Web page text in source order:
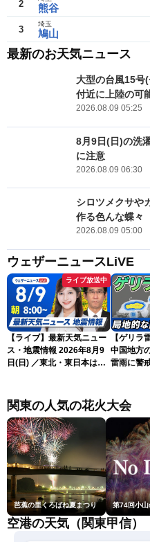
2 熊谷
3 鳩山
埼玉
最新のお天気ニュース
大型の台風15
付近に上陸の可
2026.08.09 05:25
8月9日(日)の洗
に注意
2026.08.09 06:30
シロツメクサや
作る色んな蝶々
2026.08.09 05:00
ウェザーニュースLiVE
ライブ放送中
【ライブ】最新天気ニュー
ス・地震情報 2026年8月9
日(日) ／東北・東日本は急
ュースLiVEサンシャイン・
岡本結子リサ／山口剛央〉
【ゲリラ
中国地方
雷雨に警
関東の人気の花火大会
芭蕉の里くろばね夏まつり 第74回小山
空港の天気（関東甲信）